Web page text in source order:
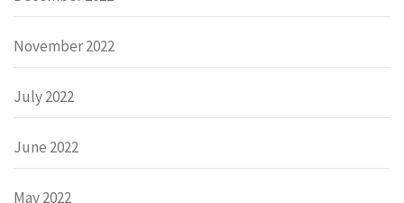
November 2022
July 2022
June 2022
May 2022